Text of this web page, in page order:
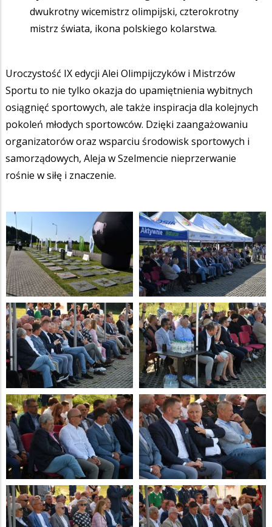
dwukrotny wicemistrz olimpijski, czterokrotny
mistrz świata, ikona polskiego kolarstwa.
Uroczystość IX edycji Alei Olimpijczyków i Mistrzów
Sportu to nie tylko okazja do upamiętnienia wybitnych
osiągnięć sportowych, ale także inspiracja dla kolejnych
pokoleń młodych sportowców. Dzięki zaangażowaniu
organizatorów oraz wsparciu środowisk sportowych i
samorządowych, Aleja w Szelmencie nieprzerwanie
rośnie w siłę i znaczenie.